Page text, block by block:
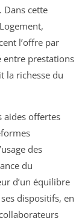
Dans cette
l’offre par
entre prestations
la richesse du
aides offertes
des
du
d’un équilibre
dispositifs, en